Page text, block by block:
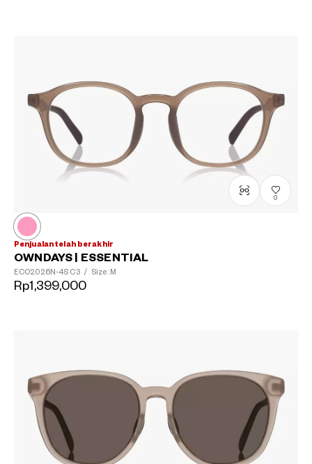
0
Penjualan telah berakhir
OWNDAYS | ESSENTIAL
ECO2026N-4S C3 / Size: M
Rp1,399,000